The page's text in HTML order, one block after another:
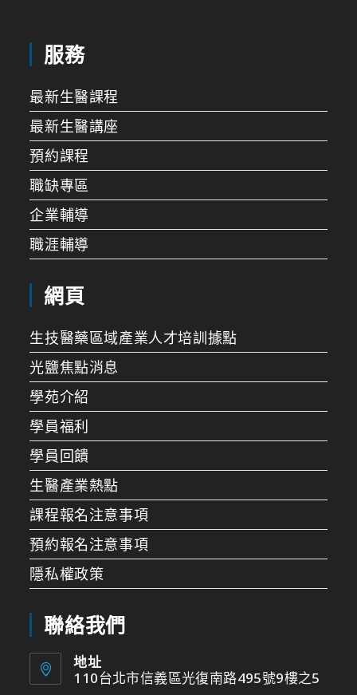
服務
最新生醫課程
最新生醫講座
預約課程
職缺專區
企業輔導
職涯輔導
網頁
生技醫藥區域產業人才培訓據點
光鹽焦點消息
學苑介紹
學員福利
學員回饋
生醫產業熱點
課程報名注意事項
預約報名注意事項
隱私權政策
聯絡我們
地址
110台北市信義區光復南路495號9樓之5